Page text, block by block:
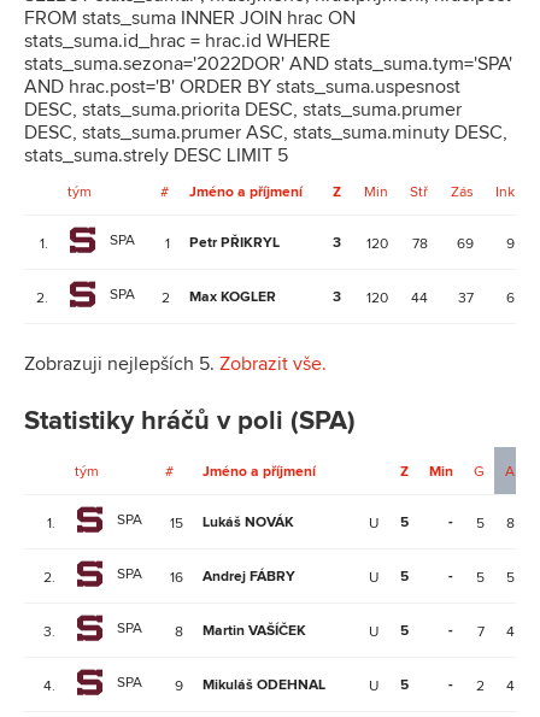
FROM stats_suma INNER JOIN hrac ON
stats_suma.id_hrac = hrac.id WHERE
stats_suma.sezona='2022DOR' AND stats_suma.tym='SPA'
AND hrac.post='B' ORDER BY stats_suma.uspesnost
DESC, stats_suma.priorita DESC, stats_suma.prumer
DESC, stats_suma.prumer ASC, stats_suma.minuty DESC,
stats_suma.strely DESC LIMIT 5
tým # Jméno a příjmení Z Min Stř Zás Ink
1. SPA 1 Petr PŘIKRYL 3 120 78 69 9
2. SPA 2 Max KOGLER 3 120 44 37 6
Zobrazuji nejlepších 5. Zobrazit vše.
Statistiky hráčů v poli (SPA)
tým # Jméno a příjmení Z Min G A
1. SPA 15 Lukáš NOVÁK U 5 - 5 8
2. SPA 16 Andrej FÁBRY U 5 - 5 5
3. SPA 8 Martin VAŠÍČEK U 5 - 7 4
4. SPA 9 Mikuláš ODEHNAL U 5 - 2 4